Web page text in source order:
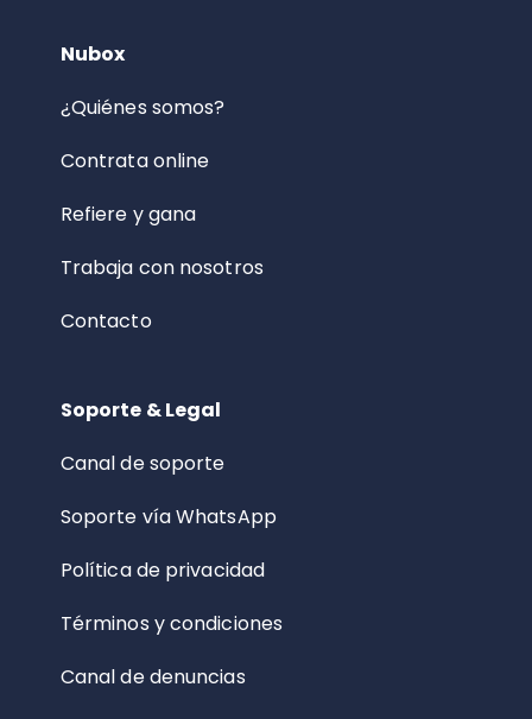
Nubox
¿Quiénes somos?
Contrata online
Refiere y gana
Trabaja con nosotros
Contacto
Soporte & Legal
Canal de soporte
Soporte vía WhatsApp
Política de privacidad
Términos y condiciones
Canal de denuncias